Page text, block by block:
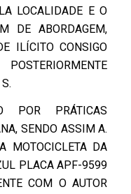
LOCALIDADE E O
DE ABORDAGEM,
ILÍCITO CONSIGO
POR PRÁTICAS
SENDO ASSIM A.
MOTOCICLETA DA
PLACA APF-9599
COM O AUTOR